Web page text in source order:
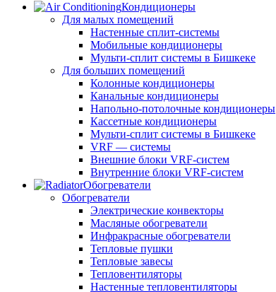
Кондиционеры
Для малых помещений
Настенные сплит-системы
Мобильные кондиционеры
Мульти-сплит системы в Бишкеке
Для больших помещений
Колонные кондиционеры
Канальные кондиционеры
Напольно-потолочные кондиционеры
Кассетные кондиционеры
Мульти-сплит системы в Бишкеке
VRF — системы
Внешние блоки VRF-систем
Внутренние блоки VRF-систем
Обогреватели
Обогреватели
Электрические конвекторы
Масляные обогреватели
Инфракрасные обогреватели
Тепловые пушки
Тепловые завесы
Тепловентиляторы
Настенные тепловентиляторы